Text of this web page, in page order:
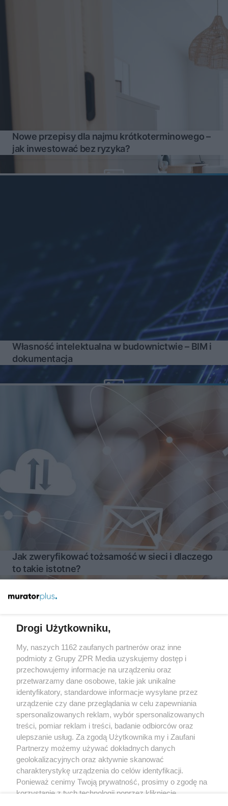
Nowe przepisy dla najmu krótkoterminowego –
jak inwestować bez ryzyka?
Własność intelektualna w budownictwie – BIM i
dokumentacja
Jak zweryfikować tożsamość w sieci i dlaczego
to takie istotne?
Żaden utwór zamieszczony w serwisie nie może być powielany i
rozpowszechniany lub dalej rozpowszechniany w jakikolwiek sposób
(w tym także elektroniczny lub mechaniczny) na jakimkolwiek polu
eksploatacji w jakiejkolwiek formie, włącznie z umieszczaniem w
Internecie bez pisemnej zgody właściciela praw. Jakiekolwiek użycie
lub wykorzystanie utworów w całości lub w części z naruszeniem
prawa, tzn. bez właściwej zgody, jest zabronione pod groźbą kary i
może być ścigane prawnie.
Drogi Użytkowniku,
My, naszych 1162 zaufanych partnerów oraz inne
podmioty z Grupy ZPR Media uzyskujemy dostęp i
przechowujemy informacje na urządzeniu oraz
przetwarzamy dane osobowe, takie jak unikalne
identyfikatory, standardowe informacje wysyłane przez
urządzenie czy dane przeglądania w celu zapewniania
spersonalizowanych reklam, wybór spersonalizowanych
treści, pomiar reklam i treści, badanie odbiorców oraz
ulepszanie usług. Za zgodą Użytkownika my i Zaufani
Partnerzy możemy używać dokładnych danych
geolokalizacyjnych oraz aktywnie skanować
charakterystykę urządzenia do celów identyfikacji.
Ponieważ cenimy Twoją prywatność, prosimy o zgodę na
korzystanie z tych technologii poprzez kliknięcie